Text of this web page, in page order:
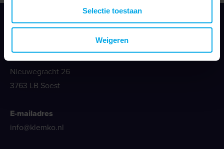
Selectie toestaan
Weigeren
Klemko Techniek B.V.
Nieuwegracht 26
3763 LB Soest
E-mailadres
info@klemko.nl